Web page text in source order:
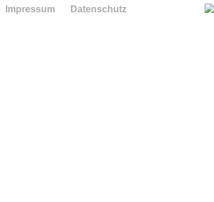
Impressum Datenschutz